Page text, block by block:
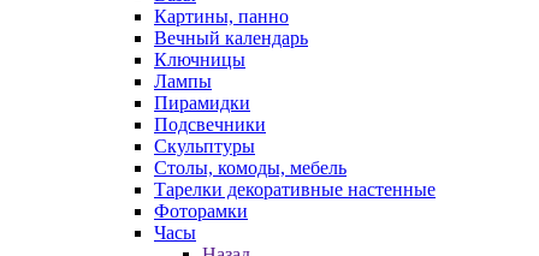
Картины, панно
Вечный календарь
Ключницы
Лампы
Пирамидки
Подсвечники
Скульптуры
Столы, комоды, мебель
Тарелки декоративные настенные
Фоторамки
Часы